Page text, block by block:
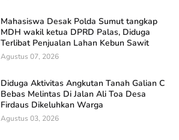
Mahasiswa Desak Polda Sumut tangkap
MDH wakil ketua DPRD Palas, Diduga
Terlibat Penjualan Lahan Kebun Sawit
Agustus 07, 2026
Diduga Aktivitas Angkutan Tanah Galian C
Bebas Melintas Di Jalan Ali Toa Desa
Firdaus Dikeluhkan Warga
Agustus 03, 2026